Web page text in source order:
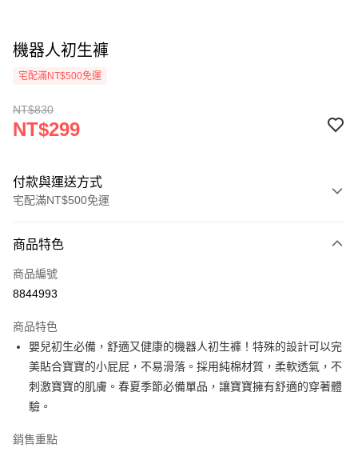
機器人初生褲
宅配滿NT$500免運
NT$830
NT$299
付款與運送方式
宅配滿NT$500免運
信用卡一次付款
LINE Pay
街口支付
悠遊付
ATM付款
運送方式
商品特色
商品編號
8844993
商品特色
嬰兒初生必備，舒適又健康的機器人初生褲！特殊的設計可以完
美貼合寶寶的小屁屁，不易滑落。採用純棉材質，柔軟透氣，不
刺激寶寶的肌膚。春夏季節必備單品，讓寶寶擁有舒適的穿著體
驗。
銷售重點